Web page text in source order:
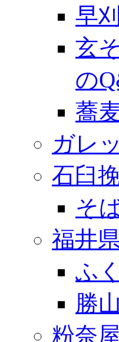
早
玄
の
蕎
ガレ
石臼
そ
福井
ふ
勝
粉奈